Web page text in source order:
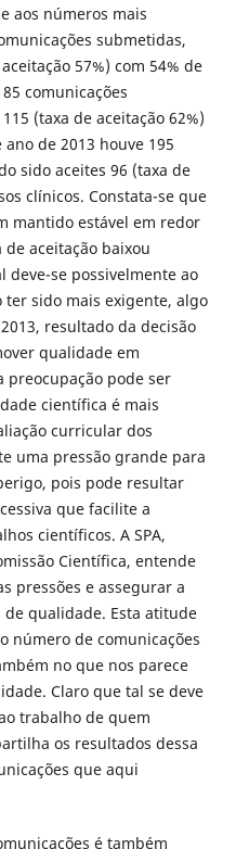
aos números mais
submetidas,
57%) com 54% de
comunicações
(taxa de aceitação 62%)
de 2013 houve 195
sido aceites 96 (taxa de
clínicos. Constata-se que
mantido estável em redor
aceitação baixou
deve-se possivelmente ao
ter sido mais exigente, algo
resultado da decisão
qualidade em
pode ser
científica é mais
curricular dos
uma pressão grande para
pois pode resultar
que facilite a
científicos. A SPA,
Científica, entende
pressões e assegurar a
qualidade. Esta atitude
número de comunicações
no que nos parece
Claro que tal se deve
trabalho de quem
os resultados dessa
que aqui
é também